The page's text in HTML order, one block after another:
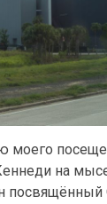
моего
на
посвящённый